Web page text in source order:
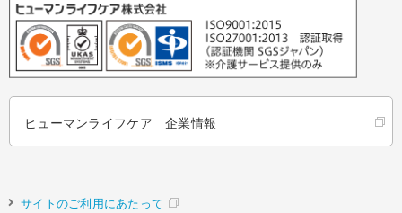
ヒューマンライフケア 企業情報
サイトのご利用にあたって